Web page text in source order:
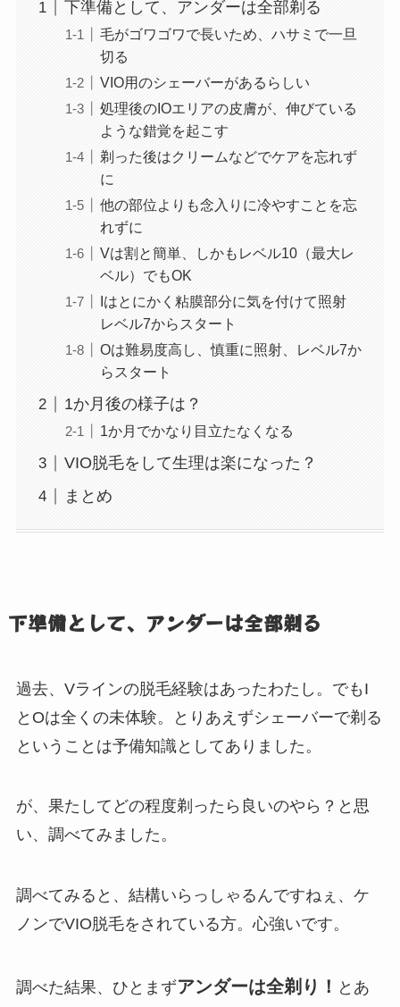
下準備として、アンダーは全部剃る
毛がゴワゴワで長いため、ハサミで一旦
切る
VIO用のシェーバーがあるらしい
処理後のIOエリアの皮膚が、伸びている
ような錯覚を起こす
剃った後はクリームなどでケアを忘れず
に
他の部位よりも念入りに冷やすことを忘
れずに
Vは割と簡単、しかもレベル10（最大レ
ベル）でもOK
Iはとにかく粘膜部分に気を付けて照射
レベル7からスタート
Oは難易度高し、慎重に照射、レベル7か
らスタート
1か月後の様子は？
1か月でかなり目立たなくなる
VIO脱毛をして生理は楽になった？
まとめ
下準備として、アンダーは全部剃る
過去、Vラインの脱毛経験はあったわたし。でもI
とOは全くの未体験。とりあえずシェーバーで剃る
ということは予備知識としてありました。
が、果たしてどの程度剃ったら良いのやら？と思
い、調べてみました。
調べてみると、結構いらっしゃるんですねぇ、ケ
ノンでVIO脱毛をされている方。心強いです。
調べた結果、ひとまずアンダーは全剃り！ とあ